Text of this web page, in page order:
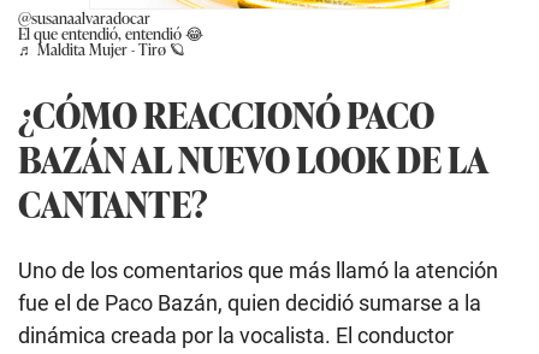
@susanaalvaradocar
El que entendió, entendió 😂
♬ Maldita Mujer - Tirø 🪐
¿CÓMO REACCIONÓ PACO
BAZÁN AL NUEVO LOOK DE LA
CANTANTE?
Uno de los comentarios que más llamó la atención
fue el de Paco Bazán, quien decidió sumarse a la
dinámica creada por la vocalista. El conductor